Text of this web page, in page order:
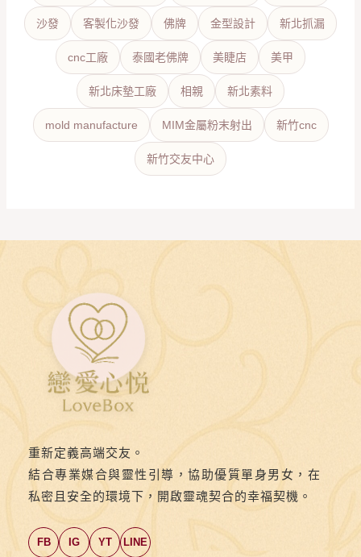
沙發 客製化沙發 佛牌 金型設計 新北抓漏
cnc工廠 泰國老佛牌 美睫店 美甲
新北床墊工廠 相親 新北素料
mold manufacture MIM金屬粉末射出 新竹cnc
新竹交友中心
重新定義高端交友。
結合專業媒合與靈性引導，協助優質單身男女，在
私密且安全的環境下，開啟靈魂契合的幸福契機。
FB IG YT LINE